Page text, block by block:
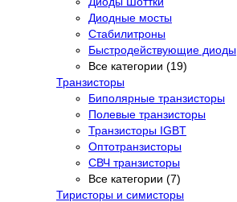
Диодные мосты
Стабилитроны
Быстродействующие диоды
Все категории (19)
Транзисторы
Биполярные транзисторы
Полевые транзисторы
Транзисторы IGBT
Оптотранзисторы
СВЧ транзисторы
Все категории (7)
Тиристоры и симисторы